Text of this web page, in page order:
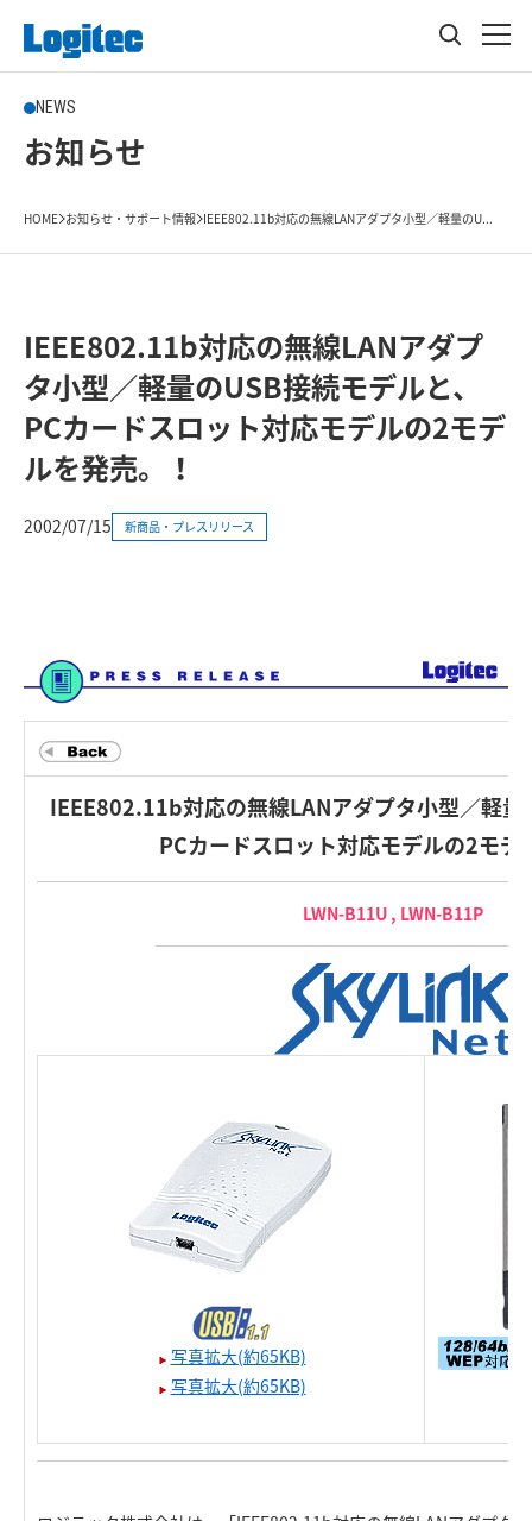
NEWS
お知らせ
HOME お知らせ・サポート情報 IEEE802.11b対応の無線LANアダプタ小型／軽量のU...
IEEE802.11b対応の無線LANアダプ
タ小型／軽量のUSB接続モデルと、
PCカードスロット対応モデルの2モデ
ルを発売。！
2002/07/15 新商品・プレスリリース
IEEE802.11b対応の無線LANアダプタ小型／軽量
PCカードスロット対応モデルの2モデ
LWN-B11U , LWN-B11P
写真拡大(約65KB)
写真拡大(約65KB)